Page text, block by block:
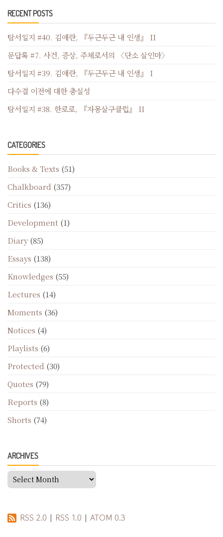
RECENT POSTS
탐서일지 #40. 김애란, 『두근두근 내 인생』 II
문답록 #7. 사건, 증상, 주체로서의 〈단소 살인마〉
탐서일지 #39. 김애란, 『두근두근 내 인생』 I
다수결 이전에 대한 충실성
탐서일지 #38. 한로로, 『자몽살구클럽』 II
CATEGORIES
Books & Texts (51)
Chalkboard (357)
Critics (136)
Development (1)
Diary (85)
Essays (138)
Knowledges (55)
Lectures (14)
Moments (36)
Notices (4)
Playlists (6)
Protected (30)
Quotes (79)
Reports (8)
Shorts (74)
ARCHIVES
Archives
RSS 2.0 | RSS 1.0 | ATOM 0.3